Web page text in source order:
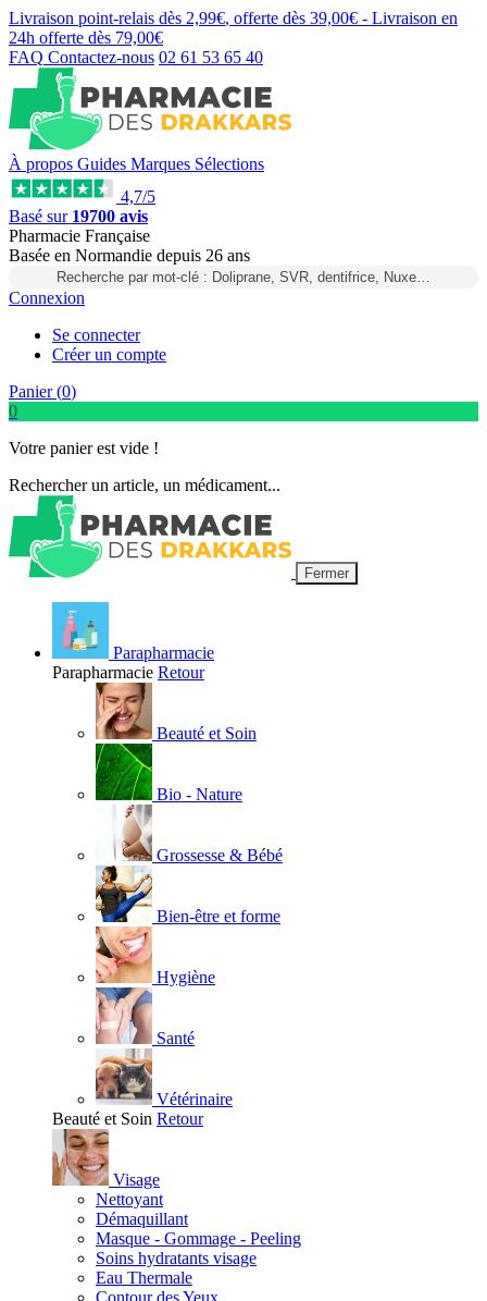
Livraison point-relais dès 2,99€, offerte dès 39,00€ - Livraison en
24h offerte dès 79,00€
FAQ Contactez-nous 02 61 53 65 40
À propos Guides Marques Sélections
4,7/5
Basé sur 19700 avis
Pharmacie Française
Basée en Normandie depuis 26 ans
Recherche par mot-clé : Doliprane, SVR, dentifrice, Nuxe…
Connexion
Se connecter
Créer un compte
Panier (0)
0
Votre panier est vide !
Rechercher un article, un médicament...
Fermer
Parapharmacie
Parapharmacie Retour
Beauté et Soin
Bio - Nature
Grossesse & Bébé
Bien-être et forme
Hygiène
Santé
Vétérinaire
Beauté et Soin Retour
Visage
Nettoyant
Démaquillant
Masque - Gommage - Peeling
Soins hydratants visage
Eau Thermale
Contour des Yeux